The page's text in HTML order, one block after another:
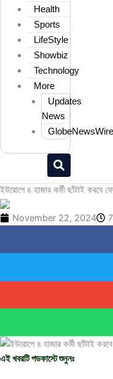
Health
Sports
LifeStyle
Showbiz
Technology
More
Updates
News
GlobeNewsWire
ইউরোপে ৪ হাজার কর্মী ছাঁটাই
November 22, 2024
এই খবরটি পডকাস্টে শুনুনঃ